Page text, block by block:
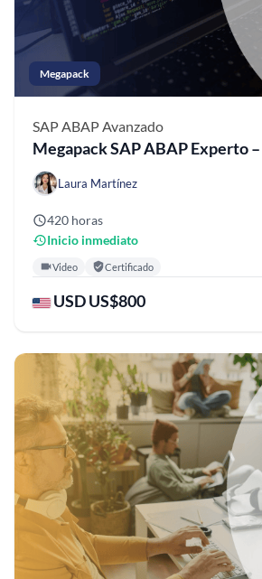
Megapack
SAP ABAP Avanzado
Megapack SAP ABAP Experto
Laura Martínez
420 horas
Inicio inmediato
Video Certificado
USD US$800